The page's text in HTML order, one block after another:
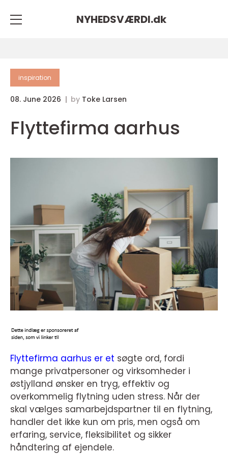
NYHEDSVÆRDI.dk
inspiration
08. June 2026 by Toke Larsen
Flyttefirma aarhus
Flyttefirma aarhus er et søgte ord, fordi
mange privatpersoner og virksomheder i
østjylland ønsker en tryg, effektiv og
overkommelig flytning uden stress. Når der
skal vælges samarbejdspartner til en flytning,
handler det ikke kun om pris, men også om
erfaring, service, fleksibilitet og sikker
håndtering af ejendele.